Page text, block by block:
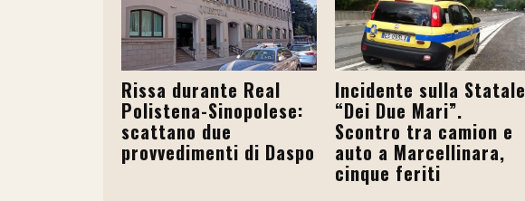
Rissa durante Real
Polistena-Sinopolese:
scattano due
provvedimenti di Daspo
Incidente sulla Statale
“Dei Due Mari”.
Scontro tra camion e
auto a Marcellinara,
cinque feriti